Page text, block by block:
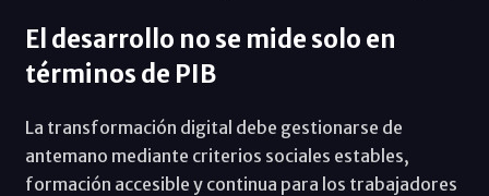
El desarrollo no se mide solo en
términos de PIB
La transformación digital debe gestionarse de
antemano mediante criterios sociales estables,
formación accesible y continua para los trabajadores